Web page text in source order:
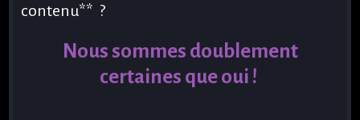
contenu** ?
Nous sommes doublement
certaines que oui !